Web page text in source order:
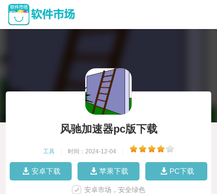
风驰加速器pc版下载
工具 时间：2024-12-04
安卓下载 苹果下载 PC下载
安卓市场，安全绿色